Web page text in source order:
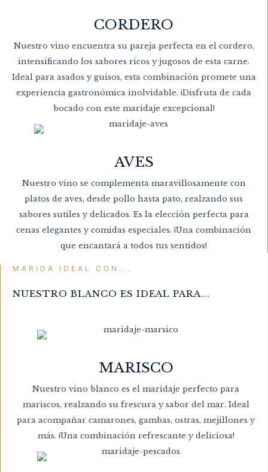
CORDERO
Nuestro vino encuentra su pareja perfecta en el cordero,
intensificando los sabores ricos y jugosos de esta carne.
Ideal para asados y guisos, esta combinación promete una
experiencia gastronómica inolvidable. ¡Disfruta de cada
bocado con este maridaje excepcional!
AVES
Nuestro vino se complementa maravillosamente con
platos de aves, desde pollo hasta pato, realzando sus
sabores sutiles y delicados. Es la elección perfecta para
cenas elegantes y comidas especiales. ¡Una combinación
que encantará a todos tus sentidos!
MARIDA IDEAL CON...
NUESTRO BLANCO ES IDEAL PARA...
MARISCO
Nuestro vino blanco es el maridaje perfecto para
mariscos, realzando su frescura y sabor del mar. Ideal
para acompañar camarones, gambas, ostras, mejillones y
más. ¡Una combinación refrescante y deliciosa!